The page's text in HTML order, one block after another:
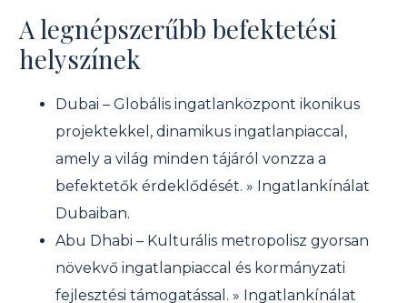
A legnépszerűbb befektetési
helyszínek
Dubai – Globális ingatlanközpont ikonikus
projektekkel, dinamikus ingatlanpiaccal,
amely a világ minden tájáról vonzza a
befektetők érdeklődését. » Ingatlankínálat
Dubaiban.
Abu Dhabi – Kulturális metropolisz gyorsan
növekvő ingatlanpiaccal és kormányzati
fejlesztési támogatással. » Ingatlankínálat